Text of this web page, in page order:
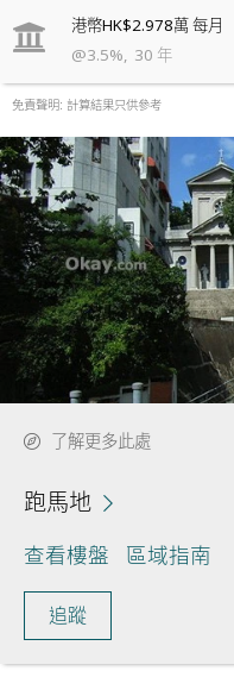
港幣HK$2.978萬每月
@3.5%, 30 年
免責聲明: 計算結果只供參考
了解更多此處
跑馬地
查看樓盤 區域指南
追蹤